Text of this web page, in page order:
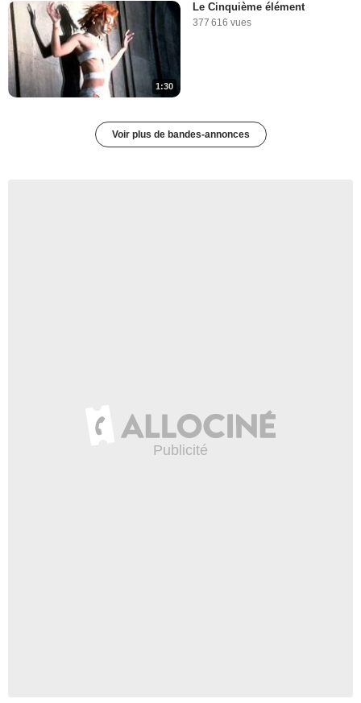
1:30
Le Cinquième élément
377 616 vues
Voir plus de bandes-annonces